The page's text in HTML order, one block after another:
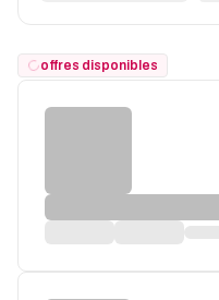
offres disponibles